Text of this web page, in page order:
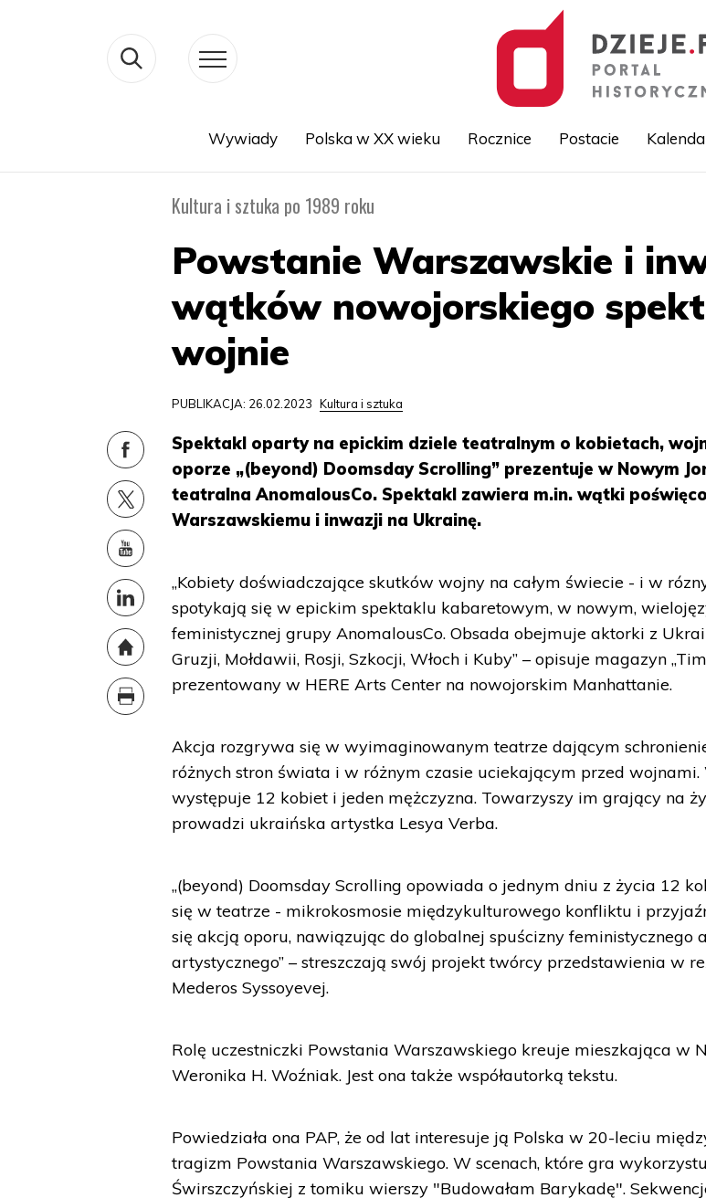
treści
Wywiady Polska w XX wieku Rocznice Postacie
Kultura i sztuka po 1989 roku
Powstanie Warszawskie i
wątków nowojorskiego
wojnie
PUBLIKACJA: 26.02.2023 Kultura i sztuka
Spektakl oparty na epickim dziele teatralnym o kobietach,
oporze „(beyond) Doomsday Scrolling” prezentuje w Nowym
teatralna AnomalousCo. Spektakl zawiera m.in. wątki
Warszawskiemu i inwazji na Ukrainę.
„Kobiety doświadczające skutków wojny na całym świecie - i w
spotykają się w epickim spektaklu kabaretowym, w nowym,
feministycznej grupy AnomalousCo. Obsada obejmuje aktorki z
Gruzji, Mołdawii, Rosji, Szkocji, Włoch i Kuby” – opisuje magazyn
prezentowany w HERE Arts Center na nowojorskim Manhattanie.
Akcja rozgrywa się w wyimaginowanym teatrze dającym
różnych stron świata i w różnym czasie uciekającym przed
występuje 12 kobiet i jeden mężczyzna. Towarzyszy im grający na
prowadzi ukraińska artystka Lesya Verba.
„(beyond) Doomsday Scrolling opowiada o jednym dniu z życia 12
się w teatrze - mikrokosmosie międzykulturowego konfliktu i
się akcją oporu, nawiązując do globalnej spuścizny feministycznego
artystycznego” – streszczają swój projekt twórcy przedstawienia w
Mederos Syssoyevej.
Rolę uczestniczki Powstania Warszawskiego kreuje mieszkająca w
Weronika H. Woźniak. Jest ona także współautorką tekstu.
Powiedziała ona PAP, że od lat interesuje ją Polska w 20-leciu
tragizm Powstania Warszawskiego. W scenach, które gra
Świrszczyńskiej z tomiku wierszy "Budowałam Barykadę".